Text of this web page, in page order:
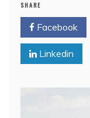
SHARE
Facebook
Linkedin